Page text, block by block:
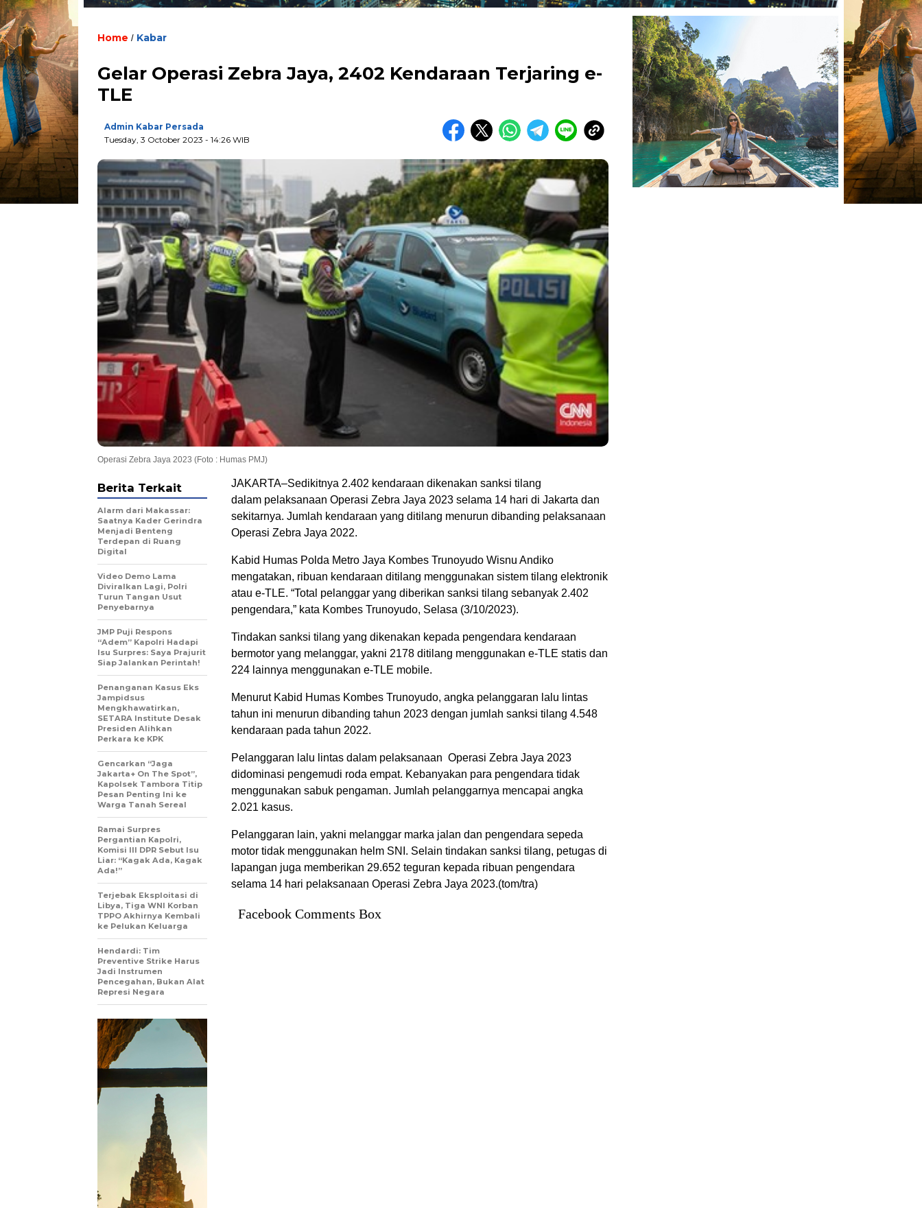
Home / Kabar
Gelar Operasi Zebra Jaya, 2402 Kendaraan Terjaring e-
TLE
Admin Kabar Persada
Tuesday, 3 October 2023 - 14:26 WIB
Operasi Zebra Jaya 2023 (Foto : Humas PMJ)
JAKARTA–Sedikitnya 2.402 kendaraan dikenakan sanksi tilang
dalam pelaksanaan Operasi Zebra Jaya 2023 selama 14 hari di Jakarta dan
sekitarnya. Jumlah kendaraan yang ditilang menurun dibanding pelaksanaan
Operasi Zebra Jaya 2022.
Kabid Humas Polda Metro Jaya Kombes Trunoyudo Wisnu Andiko
mengatakan, ribuan kendaraan ditilang menggunakan sistem tilang elektronik
atau e-TLE. “Total pelanggar yang diberikan sanksi tilang sebanyak 2.402
pengendara,” kata Kombes Trunoyudo, Selasa (3/10/2023).
Tindakan sanksi tilang yang dikenakan kepada pengendara kendaraan
bermotor yang melanggar, yakni 2178 ditilang menggunakan e-TLE statis dan
224 lainnya menggunakan e-TLE mobile.
Menurut Kabid Humas Kombes Trunoyudo, angka pelanggaran lalu lintas
tahun ini menurun dibanding tahun 2023 dengan jumlah sanksi tilang 4.548
kendaraan pada tahun 2022.
Pelanggaran lalu lintas dalam pelaksanaan Operasi Zebra Jaya 2023
didominasi pengemudi roda empat. Kebanyakan para pengendara tidak
menggunakan sabuk pengaman. Jumlah pelanggarnya mencapai angka
2.021 kasus.
Pelanggaran lain, yakni melanggar marka jalan dan pengendara sepeda
motor tidak menggunakan helm SNI. Selain tindakan sanksi tilang, petugas di
lapangan juga memberikan 29.652 teguran kepada ribuan pengendara
selama 14 hari pelaksanaan Operasi Zebra Jaya 2023.(tom/tra)
Facebook Comments Box
Berita Terkait
Alarm dari Makassar:
Saatnya Kader Gerindra
Menjadi Benteng
Terdepan di Ruang
Digital
Video Demo Lama
Diviralkan Lagi, Polri
Turun Tangan Usut
Penyebarnya
JMP Puji Respons
“Adem” Kapolri Hadapi
Isu Surpres: Saya Prajurit
Siap Jalankan Perintah!
Penanganan Kasus Eks
Jampidsus
Mengkhawatirkan,
SETARA Institute Desak
Presiden Alihkan
Perkara ke KPK
Gencarkan “Jaga
Jakarta+ On The Spot”,
Kapolsek Tambora Titip
Pesan Penting Ini ke
Warga Tanah Sereal
Ramai Surpres
Pergantian Kapolri,
Komisi III DPR Sebut Isu
Liar: “Kagak Ada, Kagak
Ada!”
Terjebak Eksploitasi di
Libya, Tiga WNI Korban
TPPO Akhirnya Kembali
ke Pelukan Keluarga
Hendardi: Tim
Preventive Strike Harus
Jadi Instrumen
Pencegahan, Bukan Alat
Represi Negara